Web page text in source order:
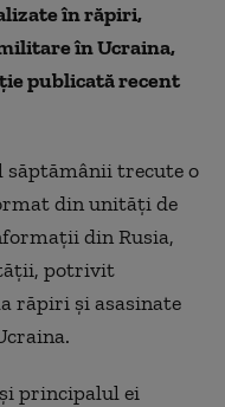
în răpiri,
în Ucraina,
publicată recent
trecute o
din unități de
din Rusia,
potrivit
răpiri și asasinate
principalul ei